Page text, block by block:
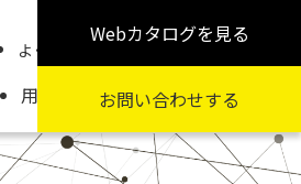
よくある質問 お知らせ 採用情報
用途から探す カテゴリから探す
Webカタログを見る
お問い合わせする